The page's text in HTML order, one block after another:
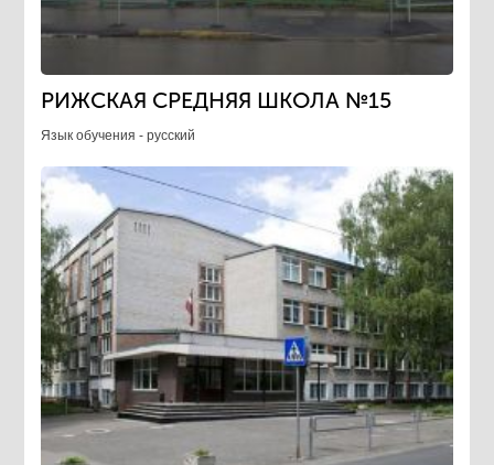
РИЖСКАЯ СРЕДНЯЯ ШКОЛА №15
Язык обучения - русский